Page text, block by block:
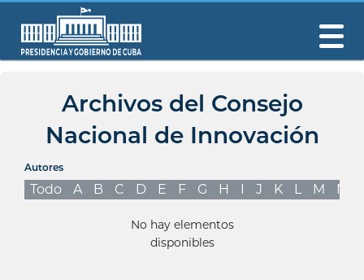
Archivos del Consejo
Nacional de Innovación
Autores
Todo A B C D E F G H I J K L M N
No hay elementos
disponibles